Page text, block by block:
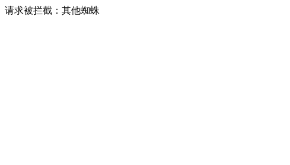
请求被拦截：其他蜘蛛